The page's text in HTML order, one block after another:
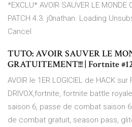
*EXCLU* AVOIR SAUVER LE MONDE
PATCH 4.3. j0nathan. Loading
Cancel
TUTO: AVOIR SAUVER LE
GRATUITEMENT!!! | Fortnite
AVOIR le 1ER LOGICIEL de HACK sur
DRIVOX,fortnite, fortnite battle
saison 6, passe de combat saison
de combat gratuit, season pass,